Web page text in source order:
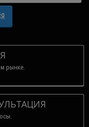
рынке.